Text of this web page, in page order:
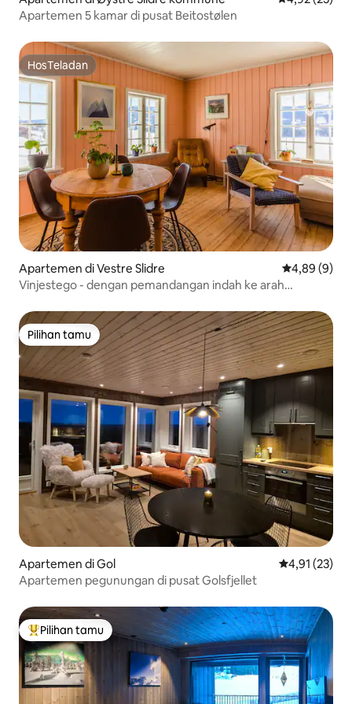
Apartemen 5 kamar di pusat Beitostølen
HosTeladan
HosTeladan
Apartemen di Vestre Slidre Nilai rata-
4,89 (9)
Vinjestego - dengan pemandangan indah ke arah
Pilihan tamu
Pilihan tamu
Apartemen di Gol Nilai rata-
4,91 (23)
Apartemen pegunungan di pusat Golsfjellet
Pilihan tamu terpopuler
Pilihan tamu